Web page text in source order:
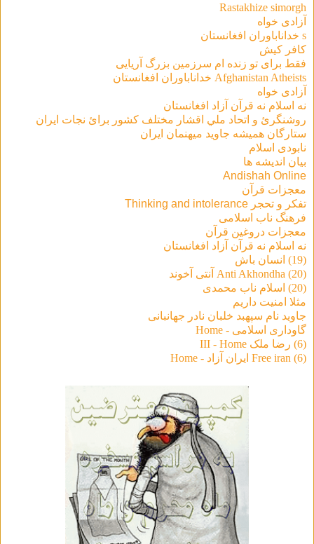
Rastakhize simorgh
آزادی خواه
s خداناباوران افغانستان
کافر کیش
فقط براى تو زنده ام سرزمين بزرگ آريايى
Afghanistan Atheists خداناباوران افغانستان
آزادی خواه
نه اسلام نه قرآن آزاد افغانستان
روشنگرئ و اتحاد ملي اقشار مختلف كشور برائ نجات ايران
ستارگان هميشه جاويد ميهنمان ايران
نابودی اسلام
بیان اندیشه ها
Andishah Online
معجزات قرآن
تفکر و تحجر Thinking and intolerance
فرهنگ ناب اسلامی
معجزات دروغین قرآن
نه اسلام نه قرآن آزاد افغانستان
(19) انسان باش
(20) Anti Akhondha آنتی آخوند
(20) اسلام ناب محمدی
مثلا امنیت داریم
جاوید نام سپهبد خلبان نادر جهانبانی
گاوداری اسلامی - Home
(6) رضا ملک III - Home
(6) Free iran ایران آزاد - Home